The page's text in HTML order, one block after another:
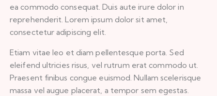
ea commodo consequat. Duis aute irure dolor in
reprehenderit. Lorem ipsum dolor sit amet,
consectetur adipiscing elit.
Etiam vitae leo et diam pellentesque porta. Sed
eleifend ultricies risus, vel rutrum erat commodo ut.
Praesent finibus congue euismod. Nullam scelerisque
massa vel augue placerat, a tempor sem egestas.